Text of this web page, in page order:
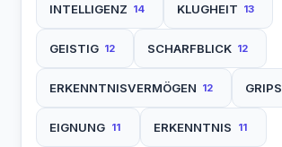
INTELLIGENZ 14 KLUGHEIT 13
GEISTIG 12 SCHARFBLICK 12
ERKENNTNISVERMÖGEN 12 GRIPS
EIGNUNG 11 ERKENNTNIS 11